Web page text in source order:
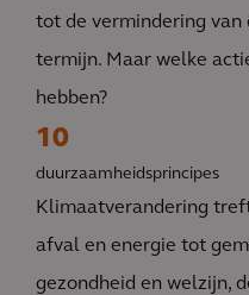
tot de vermindering van
termijn. Maar welke
hebben?
10
duurzaamheidsprincipes
Klimaatverandering
afval en energie tot
gezondheid en welzijn,